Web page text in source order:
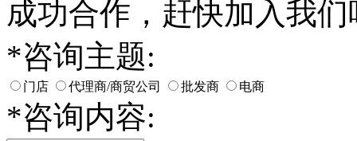
成功合作，赶快加入我们
*咨询主题:
门店 代理商/商贸公司 批发商 电商
*咨询内容: